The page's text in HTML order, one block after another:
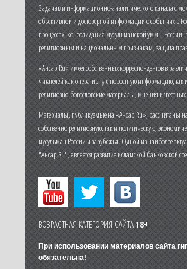
Задачами информационно-аналитического канала с
объективной и достоверной информации о событиях в
процессах, консолидация мусульманской уммы
религиозным и национальным признакам, защита
«Ансар.Ru» имеет собственных корреспондентов в
читателей как оперативную новостную информацию, так
религиозно-богословские материалы, мнения
Материалы, публикуемые на «Ансар.Ru», рассчитаны
собственно религиозную, так и политическую,
мусульман России и зарубежья. Одной из наиболее
"Ансар.Ru", является развитие исламской банковской
ВОЗРАСТНАЯ КАТЕГОРИЯ САЙТА18+
При использовании материалов сайта
обязательна!